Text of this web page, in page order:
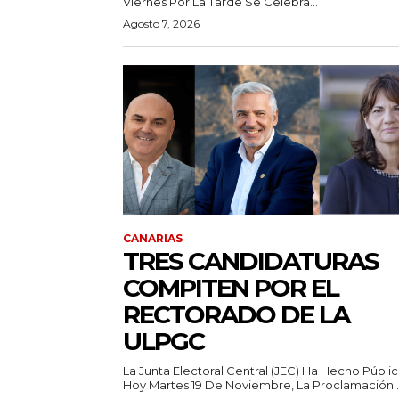
Agosto 7, 2026
CANARIAS
TRES CANDIDATURAS
COMPITEN POR EL
RECTORADO DE LA
ULPGC
La Junta Electoral Central (JEC) Ha Hecho
Hoy Martes 19 De Noviembre, La